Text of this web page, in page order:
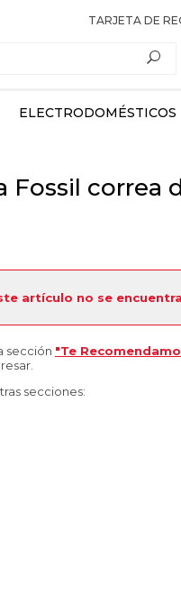
TARJETA DE
ELECTRODOMÉSTICOS
Fossil correa
artículo no se
sección "Te
secciones: